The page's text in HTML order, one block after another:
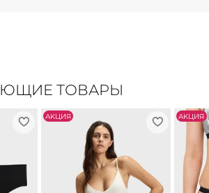
ТОВАРЫ
АKЦИЯ АKЦИЯ